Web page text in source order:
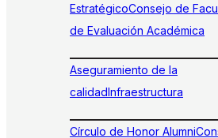
EstratégicoConsejo de
de Evaluación Académica
Aseguramiento de la
calidadInfraestructura
Círculo de Honor Alumni